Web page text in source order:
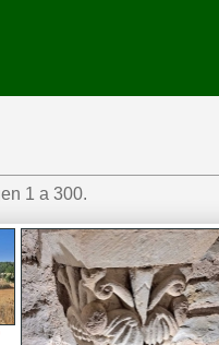
1 a 300.